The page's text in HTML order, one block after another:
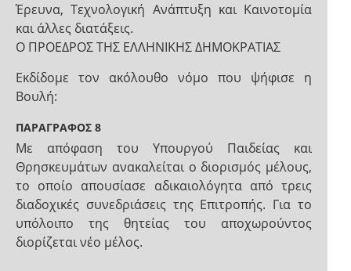
Έρευνα, Τεχνολογική Ανάπτυξη και Καινοτομία
και άλλες διατάξεις.
Ο ΠΡΟΕΔΡΟΣ ΤΗΣ ΕΛΛΗΝΙΚΗΣ ΔΗΜΟΚΡΑΤΙΑΣ
Εκδίδομε τον ακόλουθο νόμο που ψήφισε η
Βουλή:
ΠΑΡΑΓΡΑΦΟΣ 8
Με απόφαση του Υπουργού Παιδείας και
Θρησκευμάτων ανακαλείται ο διορισμός μέλους,
το οποίο απουσίασε αδικαιολόγητα από τρεις
διαδοχικές συνεδριάσεις της Επιτροπής. Για το
υπόλοιπο της θητείας του αποχωρούντος
διορίζεται νέο μέλος.